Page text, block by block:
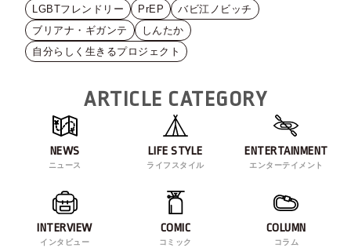
LGBTフレンドリー
PrEP
バビ江ノビッチ
ブリアナ・ギガンテ
しんたか
自分らしく生きるプロジェクト
ARTICLE CATEGORY
NEWS
ニュース
LIFE STYLE
ライフスタイル
ENTERTAINMENT
エンターテイメント
INTERVIEW
インタビュー
COMIC
コミック
COLUMN
コラム